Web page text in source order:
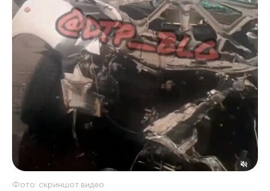
Фото: скриншот видео